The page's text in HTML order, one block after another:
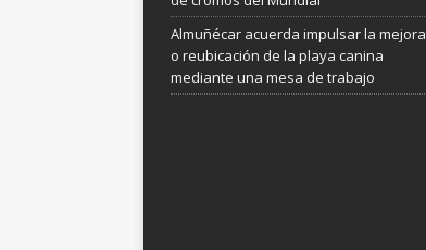
Almuñécar acuerda impulsar la mejora
o reubicación de la playa canina
mediante una mesa de trabajo